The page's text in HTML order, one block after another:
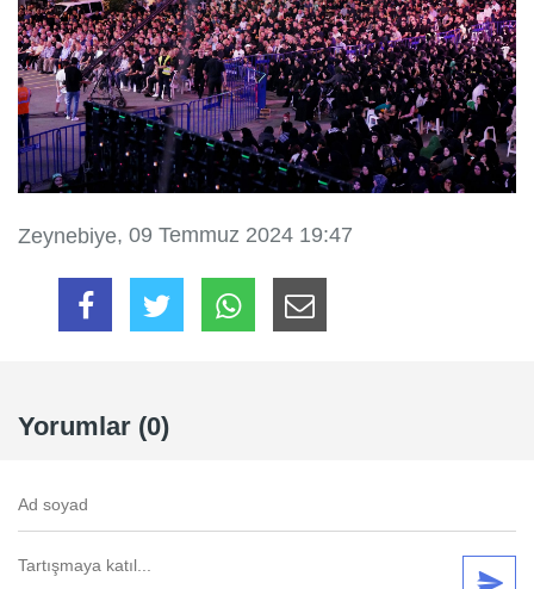
Zeynebiye, 09 Temmuz 2024 19:47
Yorumlar (0)